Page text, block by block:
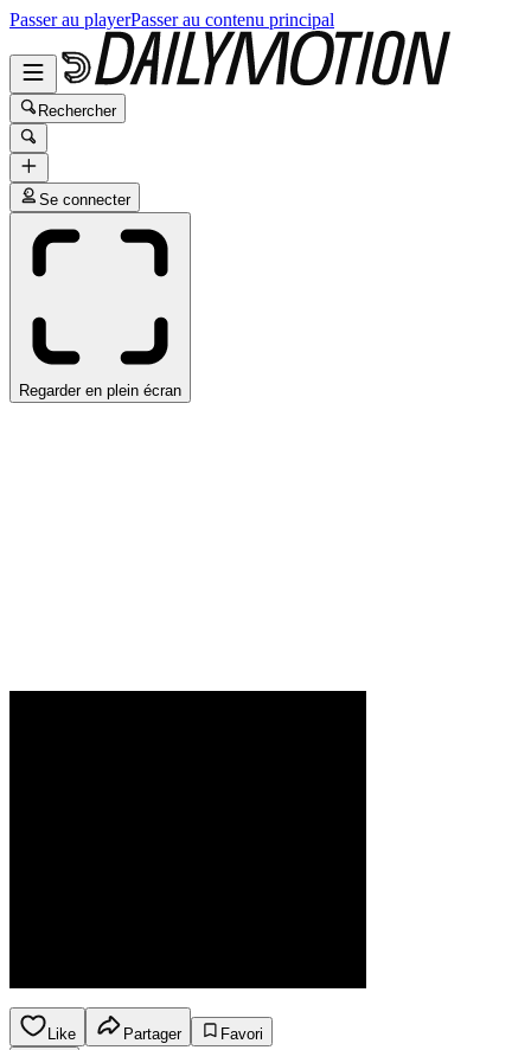
Passer au playerPasser au contenu principal
Rechercher
Se connecter
Regarder en plein écran
Like Partager
Favori